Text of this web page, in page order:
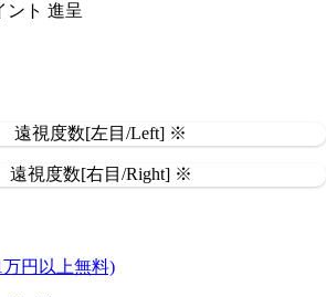
ント 進呈
遠視度数[左目/Left] ※
遠視度数[右目/Right] ※
万円以上無料)